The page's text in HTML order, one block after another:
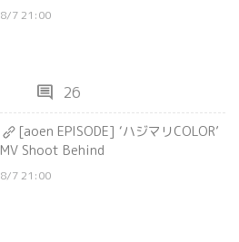
8/7 21:00
comment 26
[aoen EPISODE] ‘ハジマリCOLOR’
MV Shoot Behind
8/7 21:00